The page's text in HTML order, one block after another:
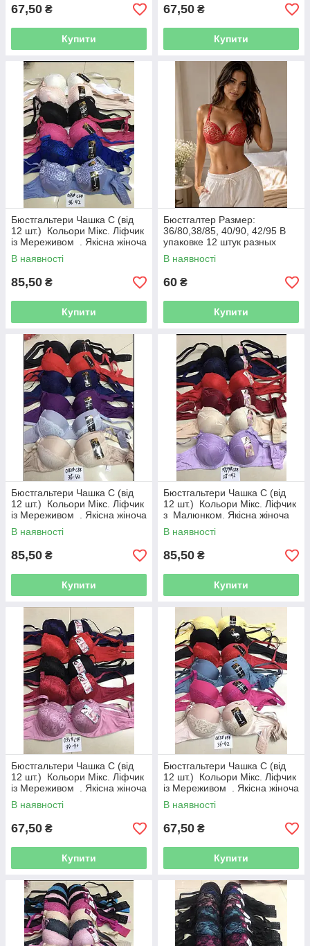
67,50 ₴
Купити
67,50 ₴
Купити
Бюстгальтери Чашка C (від
12 шт.) Кольори Мікс. Ліфчик
із Мереживом . Якісна жіноча
білизна
В наявності
85,50 ₴
Купити
Бюстгалтер Размер:
36/80,38/85, 40/90, 42/95 В
упаковке 12 штук разных
цветов и размеров.
В наявності
60 ₴
Купити
Бюстгальтери Чашка C (від
12 шт.) Кольори Мікс. Ліфчик
із Мереживом . Якісна жіноча
білизна
В наявності
85,50 ₴
Купити
Бюстгальтери Чашка C (від
12 шт.) Кольори Мікс. Ліфчик
з Малюнком. Якісна жіноча
білизна
В наявності
85,50 ₴
Купити
Бюстгальтери Чашка C (від
12 шт.) Кольори Мікс. Ліфчик
із Мереживом . Якісна жіноча
білизна
В наявності
67,50 ₴
Купити
Бюстгальтери Чашка C (від
12 шт.) Кольори Мікс. Ліфчик
із Мереживом . Якісна жіноча
білизна
В наявності
67,50 ₴
Купити